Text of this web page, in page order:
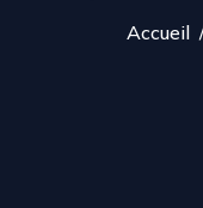
Accueil